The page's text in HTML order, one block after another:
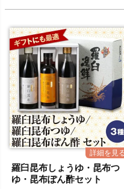
羅臼昆布しょうゆ・昆布つ
ゆ・昆布ぽん酢セット